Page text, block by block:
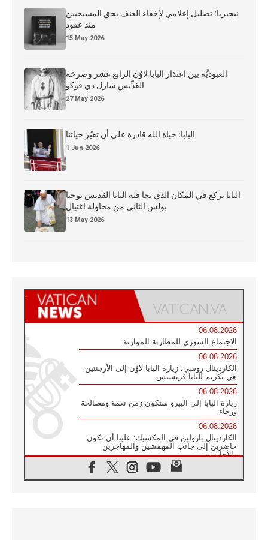
نيجيريا: تضليل إعلامي لإخفاء العنف بحق المسيحيين
منذ عقود
15 May 2026
العبوديَّة بين اعتذار البابا لاوُن الرابع عشر وصرخة
القدِّيس شارل دي فوكو
27 May 2026
البابا: حياة الله قادرة على أن تغيّر حياتنا
1 Jun 2026
البابا يركع في المكان الذي نجا فيه البابا القديس يوحنا
بولس الثاني من محاولة اغتيال
13 May 2026
06.08.2026
الاجتماع الشهري للمطارنة الموارنة
06.08.2026
الكاردينال روسي: زيارة البابا لاوُن إلى الأرجنتين
هي تكريم للبابا فرنسيس
06.08.2026
زيارة البابا إلى البيرو ستكون زمن نعمة ومصالحة
ورجاء
06.08.2026
الكاردينال بارولين في المكسيك: علينا أن نكون
حاضرين إلى جانب المهمشين والمهاجرين
والأجانب
البابا لاوُن الرابع عشر للشباب في أسيزي: